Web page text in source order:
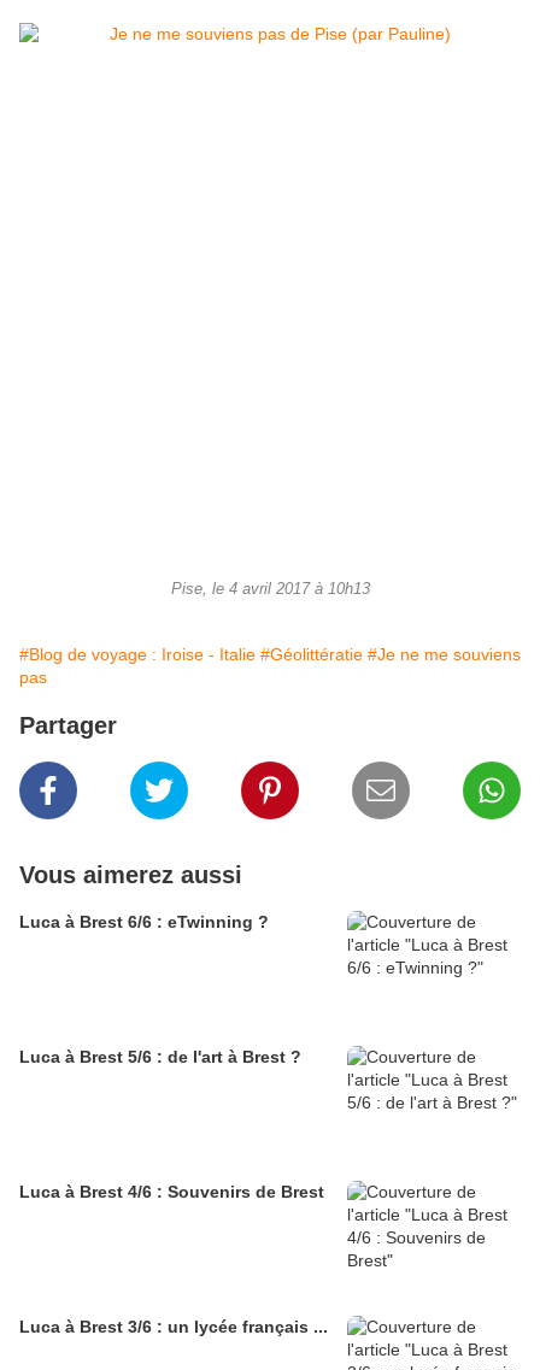
Pise, le 4 avril 2017 à 10h13
#Blog de voyage : Iroise - Italie #Géolittératie #Je ne me souviens
pas
Partager
Vous aimerez aussi
Luca à Brest 6/6 : eTwinning ?
Luca à Brest 5/6 : de l'art à Brest ?
Luca à Brest 4/6 : Souvenirs de Brest
Luca à Brest 3/6 : un lycée français ...